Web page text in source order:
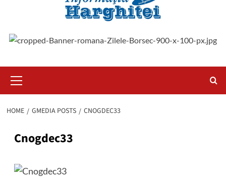
Menu
HOME GMEDIA POSTS CNOGDEC33
Cnogdec33